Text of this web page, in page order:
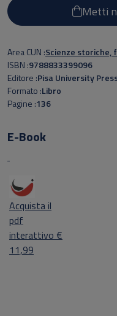
Metti
Area CUN Scienze storiche,
ISBN 9788833399096
Editore Pisa University
Formato Libro
Pagine 136
E-Book
Acquista il
pdf
interattivo €
11,99